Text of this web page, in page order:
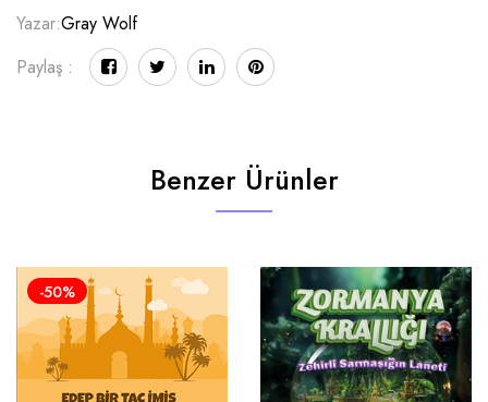
Yazar:Gray Wolf
Paylaş :
Benzer Ürünler
-50%